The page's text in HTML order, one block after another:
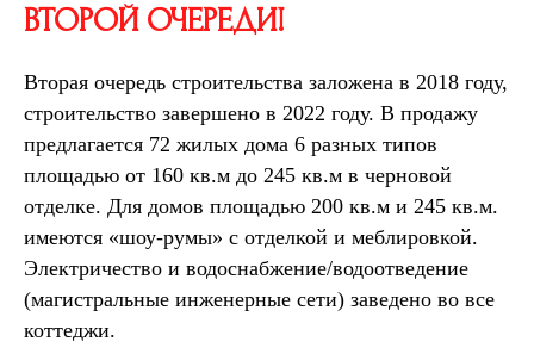
ВТОРОЙ ОЧЕРЕДИ!
Вторая очередь строительства заложена в 2018 году,
строительство завершено в 2022 году. В продажу
предлагается 72 жилых дома 6 разных типов
площадью от 160 кв.м до 245 кв.м в черновой
отделке. Для домов площадью 200 кв.м и 245 кв.м.
имеются «шоу-румы» с отделкой и меблировкой.
Электричество и водоснабжение/водоотведение
(магистральные инженерные сети) заведено во все
коттеджи.